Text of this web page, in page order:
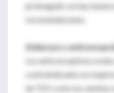
prolongado, no hay buena
recomendaciones.
Embarazo y
Los anticonceptivos
contraindicados en
de TEV y esto no cambia